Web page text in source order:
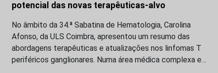
potencial das novas terapêuticas-alvo
No âmbito da 34.ª Sabatina de Hematologia, Carolina
Afonso, da ULS Coimbra, apresentou um resumo das
abordagens terapêuticas e atualizações nos linfomas T
periféricos ganglionares. Numa área médica complexa e…